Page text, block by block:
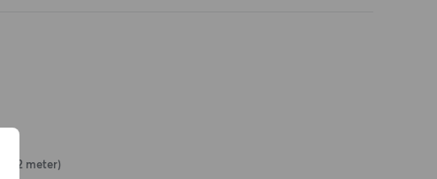
(82 meter)